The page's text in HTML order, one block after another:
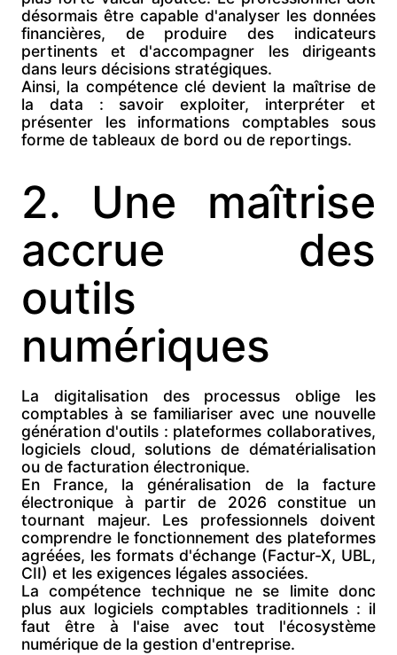
désormais être capable d'analyser les données
financières, de produire des indicateurs
pertinents et d'accompagner les dirigeants
dans leurs décisions stratégiques.
Ainsi, la compétence clé devient la maîtrise de
la data : savoir exploiter, interpréter et
présenter les informations comptables sous
forme de tableaux de bord ou de reportings.
2. Une maîtrise
accrue des
outils
numériques
La digitalisation des processus oblige les
comptables à se familiariser avec une nouvelle
génération d'outils : plateformes collaboratives,
logiciels cloud, solutions de dématérialisation
ou de facturation électronique.
En France, lagénéralisation de la facture
électronique à partir de 2026 constitue un
tournant majeur. Les professionnels doivent
comprendre le fonctionnement des plateformes
agréées, les formats d'échange (Factur-X, UBL,
CII) et les exigences légales associées.
La compétence technique ne se limite donc
plus aux logiciels comptables traditionnels : il
faut être à l'aise avec tout l'écosystème
numérique de la gestion d'entreprise.